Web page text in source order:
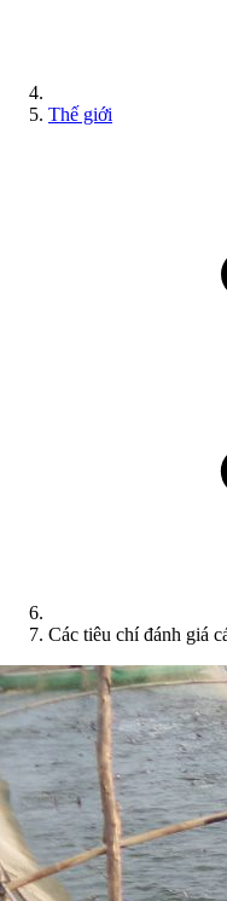
Thế giới
Các tiêu chí đánh giá